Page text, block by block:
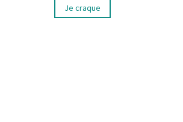
Je craque